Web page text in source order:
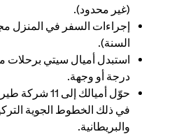
(غير محدود).
السنة).
استبدل أميال سيتي برحلات
درجة أو وجهة.
حوّل أميالك
في ذلك الخطوط الجوية
والبريطانية.